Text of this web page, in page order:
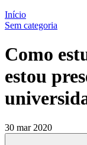
Início
Sem categoria
Como
estou
30 mar 2020